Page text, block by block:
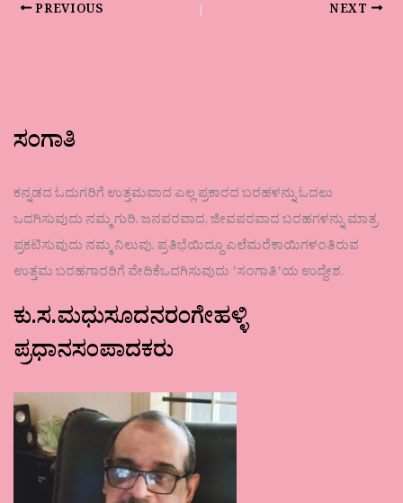
PREVIOUS NEXT
ಸಂಗಾತಿ
ಕನ್ನಡದ ಓದುಗರಿಗೆ ಉತ್ತಮವಾದ ಎಲ್ಲ ಪ್ರಕಾರದ ಬರಹಳನ್ನು ಓದಲು
ಒದಗಿಸುವುದು ನಮ್ಮ ಗುರಿ. ಜನಪರವಾದ, ಜೀವಪರವಾದ ಬರಹಗಳನ್ನು ಮಾತ್ರ
ಪ್ರಕಟಿಸುವುದು ನಮ್ಮ ನಿಲುವು. ಪ್ರತಿಭೆಯಿದ್ದೂ ಎಲೆಮರೆಕಾಯಿಗಳಂತಿರುವ
ಉತ್ತಮ ಬರಹಗಾರರಿಗೆ ವೇದಿಕೆಒದಗಿಸುವುದು ʼಸಂಗಾತಿʼಯ ಉದ್ದೇಶ.
ಕು.ಸ.ಮಧುಸೂದನರಂಗೇಹಳ್ಳಿ
ಪ್ರಧಾನಸಂಪಾದಕರು